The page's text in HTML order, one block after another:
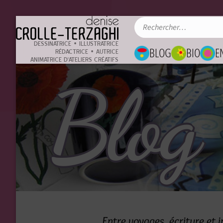
DESSINATRICE • ILLUSTRATRICE
RÉDACTRICE • AUTRICE
ANIMATRICE D'ATELIERS CRÉATIFS
BLOG BIO
Blog